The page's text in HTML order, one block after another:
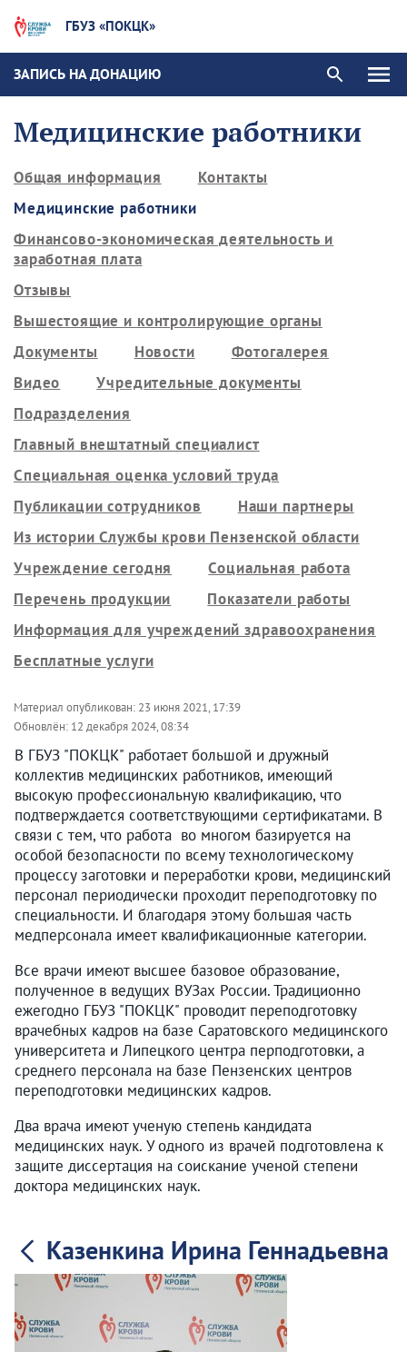
ГБУЗ «ПОКЦК»
ЗАПИСЬ НА ДОНАЦИЮ
Медицинские работники
Общая информация
Контакты
Медицинские работники
Финансово-экономическая деятельность и
заработная плата
Отзывы
Вышестоящие и контролирующие органы
Документы
Новости
Фотогалерея
Видео
Учредительные документы
Подразделения
Главный внештатный специалист
Специальная оценка условий труда
Публикации сотрудников
Наши партнеры
Из истории Службы крови Пензенской области
Учреждение сегодня
Социальная работа
Перечень продукции
Показатели работы
Информация для учреждений здравоохранения
Бесплатные услуги
Материал опубликован: 23 июня 2021, 17:39
Обновлён: 12 декабря 2024, 08:34
В ГБУЗ "ПОКЦК" работает большой и дружный
коллектив медицинских работников, имеющий
высокую профессиональную квалификацию, что
подтверждается соответствующими сертификатами. В
связи с тем, что работа во многом базируется на
особой безопасности по всему технологическому
процессу заготовки и переработки крови, медицинский
персонал периодически проходит переподготовку по
специальности. И благодаря этому большая часть
медперсонала имеет квалификационные категории.
Все врачи имеют высшее базовое образование,
полученное в ведущих ВУЗах России. Традиционно
ежегодно ГБУЗ "ПОКЦК" проводит переподготовку
врачебных кадров на базе Саратовского медицинского
университета и Липецкого центра перподготовки, а
среднего персонала на базе Пензенских центров
переподготовки медицинских кадров.
Два врача имеют ученую степень кандидата
медицинских наук. У одного из врачей подготовлена к
защите диссертация на соискание ученой степени
доктора медицинских наук.
Казенкина Ирина Геннадьевна